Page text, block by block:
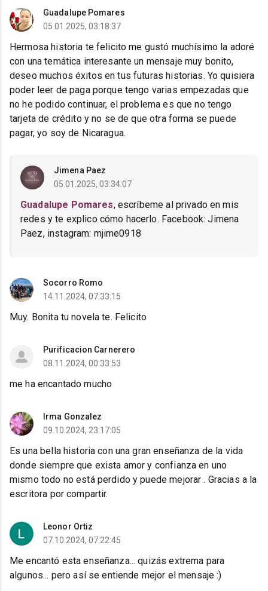
Guadalupe Pomares
05.01.2025, 03:18:37
Hermosa historia te felicito me gustó muchísimo la adoré
con una temática interesante un mensaje muy bonito,
deseo muchos éxitos en tus futuras historias. Yo quisiera
poder leer de paga porque tengo varias empezadas que
no he podido continuar, el problema es que no tengo
tarjeta de crédito y no se de que otra forma se puede
pagar, yo soy de Nicaragua.
Jimena Paez
05.01.2025, 03:34:07
Guadalupe Pomares, escríbeme al privado en mis
redes y te explico cómo hacerlo. Facebook: Jimena
Paez, instagram: mjime0918
Socorro Romo
14.11.2024, 07:33:15
Muy. Bonita tu novela te. Felicito
Purificacion Carnerero
08.11.2024, 00:33:53
me ha encantado mucho
Irma Gonzalez
09.10.2024, 23:17:05
Es una bella historia con una gran enseñanza de la vida
donde siempre que exista amor y confianza en uno
mismo todo no está perdido y puede mejorar . Gracias a la
escritora por compartir.
Leonor Ortiz
07.10.2024, 07:22:45
Me encantó esta enseñanza... quizás extrema para
algunos... pero así se entiende mejor el mensaje :)